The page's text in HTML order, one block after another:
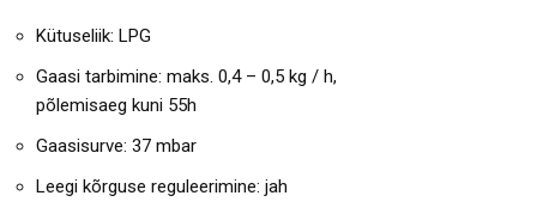
Kütuseliik: LPG
Gaasi tarbimine: maks. 0,4 – 0,5 kg / h,
põlemisaeg kuni 55h
Gaasisurve: 37 mbar
Leegi kõrguse reguleerimine: jah